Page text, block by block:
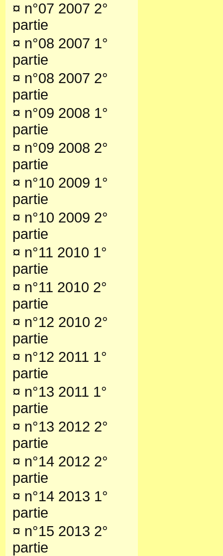
¤ n°07 2007 2°
partie
¤ n°08 2007 1°
partie
¤ n°08 2007 2°
partie
¤ n°09 2008 1°
partie
¤ n°09 2008 2°
partie
¤ n°10 2009 1°
partie
¤ n°10 2009 2°
partie
¤ n°11 2010 1°
partie
¤ n°11 2010 2°
partie
¤ n°12 2010 2°
partie
¤ n°12 2011 1°
partie
¤ n°13 2011 1°
partie
¤ n°13 2012 2°
partie
¤ n°14 2012 2°
partie
¤ n°14 2013 1°
partie
¤ n°15 2013 2°
partie